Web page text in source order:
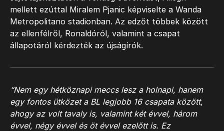
mellett ezúttal Miralem Pjanic képviselte a Wanda
Metropolitano stadionban. Az edzőt többek között
az ellenfélről, Ronaldóról, valamint a csapat
állapotáról kérdezték az újságírók.
“Nem egy hétköznapi meccs lesz a holnapi, hanem
egy fontos ütközet a BL legjobb 16 csapata között,
ahogy az volt tavaly is, valamint két évvel, három
évvel, négy évvel és öt évvel ezelőtt is. Ez